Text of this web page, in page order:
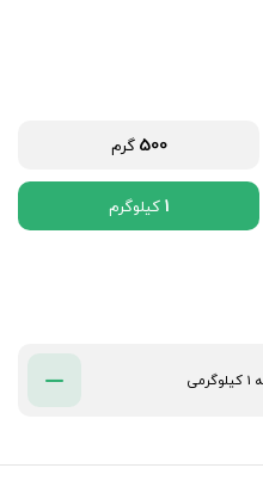
500 گرم
1 کیلوگرم